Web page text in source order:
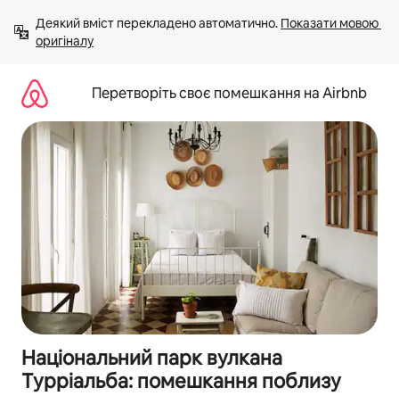
вмісту
Деякий вміст перекладено автоматично. Показати мовою
оригіналу
Перетворіть своє помешкання на Airbnb
Національний парк вулкана
Турріальба: помешкання поблизу